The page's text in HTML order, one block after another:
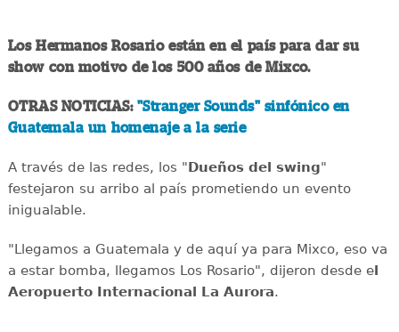
Los Hermanos Rosario están en el país para dar su
show con motivo de los 500 años de Mixco.
OTRAS NOTICIAS: "Stranger Sounds" sinfónico en
Guatemala un homenaje a la serie
A través de las redes, los "Dueños del swing"
festejaron su arribo al país prometiendo un evento
inigualable.
"Llegamos a Guatemala y de aquí ya para Mixco, eso va
a estar bomba, llegamos Los Rosario", dijeron desde el
Aeropuerto Internacional La Aurora.